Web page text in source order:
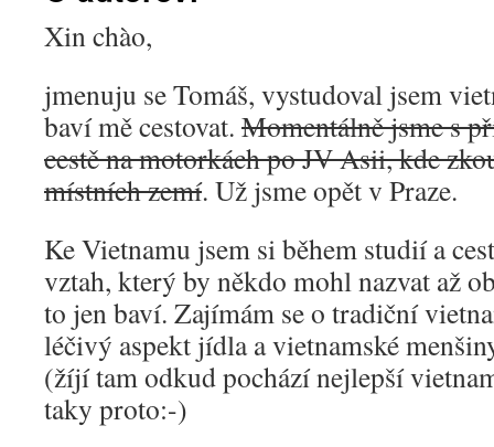
Xin chào,
jmenuju se Tomáš, vystudoval jsem
baví mě cestovat. Momentálně jsme s
cestě na motorkách po JV Asii, kde
místních zemí. Už jsme opět v Praze.
Ke Vietnamu jsem si během studií a
vztah, který by někdo mohl nazvat až
to jen baví. Zajímám se o tradiční
léčivý aspekt jídla a vietnamské
(žíjí tam odkud pochází nejlepší
taky proto:-)